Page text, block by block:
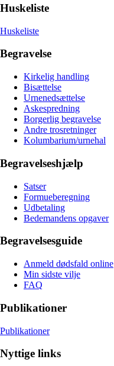
Huskeliste
Huskeliste
Begravelse
Kirkelig handling
Bisættelse
Urnenedsættelse
Askespredning
Borgerlig begravelse
Andre trosretninger
Kolumbarium/urnehal
Begravelseshjælp
Satser
Formueberegning
Udbetaling
Bedemandens opgaver
Begravelsesguide
Anmeld dødsfald online
Min sidste vilje
FAQ
Publikationer
Publikationer
Nyttige links